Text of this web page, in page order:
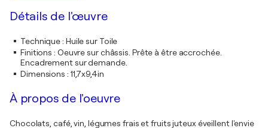
Détails de l'œuvre
Technique: Huile sur Toile
Finitions : Oeuvre sur châssis. Prête à être accrochée.
Encadrement sur demande.
Dimensions : 11,7x9,4in
À propos de l'oeuvre
Chocolats, café, vin, légumes frais et fruits juteux éveillent l'envie